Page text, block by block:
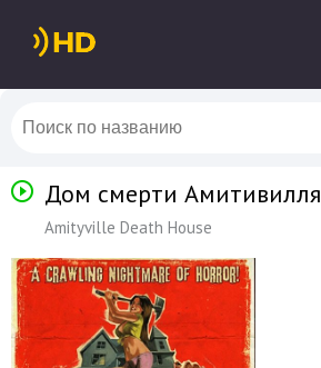
Дом смерти Амитивилля
Amityville Death House